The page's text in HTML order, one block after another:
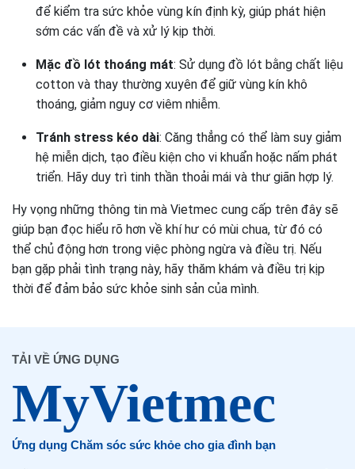
để kiểm tra sức khỏe vùng kín định kỳ, giúp phát hiện
sớm các vấn đề và xử lý kịp thời.
Mặc đồ lót thoáng mát: Sử dụng đồ lót bằng chất liệu
cotton và thay thường xuyên để giữ vùng kín khô
thoáng, giảm nguy cơ viêm nhiễm.
Tránh stress kéo dài: Căng thẳng có thể làm suy giảm
hệ miễn dịch, tạo điều kiện cho vi khuẩn hoặc nấm phát
triển. Hãy duy trì tinh thần thoải mái và thư giãn hợp lý.
Hy vọng những thông tin mà Vietmec cung cấp trên đây sẽ
giúp bạn đọc hiểu rõ hơn về khí hư có mùi chua, từ đó có
thể chủ động hơn trong việc phòng ngừa và điều trị. Nếu
bạn gặp phải tình trạng này, hãy thăm khám và điều trị kịp
thời để đảm bảo sức khỏe sinh sản của mình.
TẢI VỀ ỨNG DỤNG
Ứng dụng Chăm sóc sức khỏe cho gia đình bạn